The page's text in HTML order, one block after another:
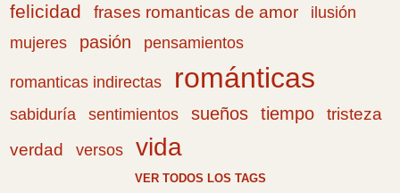
felicidad frases romanticas de amor
ilusión
mujeres
pasión pensamientos
romanticas indirectas románticas
sabiduría sentimientos sueños tiempo
tristeza
verdad
versos vida
VER TODOS LOS TAGS